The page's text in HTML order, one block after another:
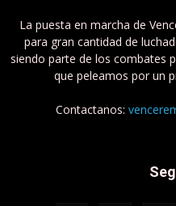
La puesta en marcha de
para gran cantidad de
siendo parte de los combates
que peleamos por un
Contactanos: